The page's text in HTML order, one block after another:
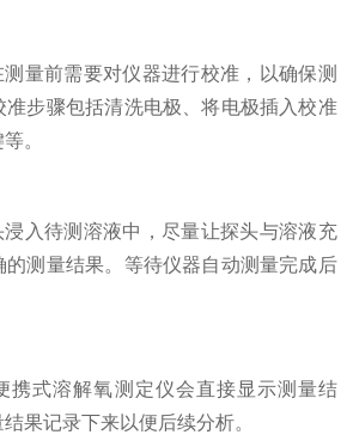
前需要对仪器进行校准，以确保测
准步骤包括清洗电极、将电极插入校准
。
待测溶液中，尽量让探头与溶液充
的测量结果。等待仪器自动测量完成后
式溶解氧测定仪会直接显示测量结
果记录下来以便后续分析。